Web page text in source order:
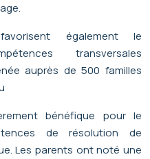
également le
transversales
auprès de 500 familles
bénéfique pour le
de résolution de
Les parents ont noté une